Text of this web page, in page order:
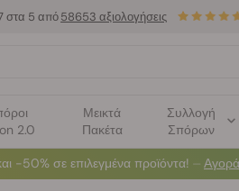
2.0
Μεικτά
Πακέτα
Συλλογή
Σπόρων
στα 5 από58653 αξιολογήσεις
-50% σε επιλεγμένα προϊόντα! ⏤